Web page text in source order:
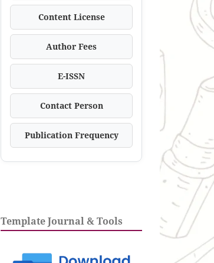
Content License
Author Fees
E-ISSN
Contact Person
Publication Frequency
Template Journal & Tools